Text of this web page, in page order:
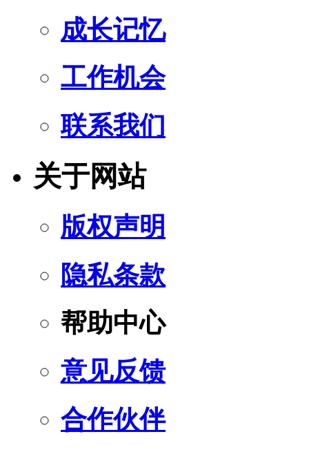
成长记忆
工作机会
联系我们
关于网站
版权声明
隐私条款
帮助中心
意见反馈
合作伙伴